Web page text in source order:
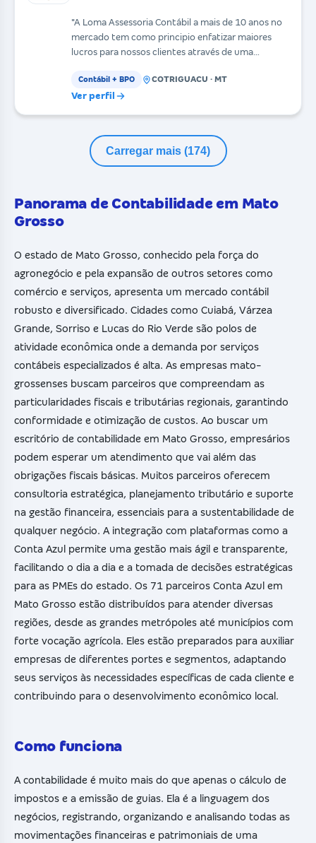
"A Loma Assessoria Contábil a mais de 10 anos no
mercado tem como principio enfatizar maiores
lucros para nossos clientes através de uma
Contábil + BPO COTRIGUACU · MT
Ver perfil
Carregar mais (174)
Panorama de Contabilidade em Mato
Grosso
O estado de Mato Grosso, conhecido pela força do
agronegócio e pela expansão de outros setores como
comércio e serviços, apresenta um mercado contábil
robusto e diversificado. Cidades como Cuiabá, Várzea
Grande, Sorriso e Lucas do Rio Verde são polos de
atividade econômica onde a demanda por serviços
contábeis especializados é alta. As empresas mato-
grossenses buscam parceiros que compreendam as
particularidades fiscais e tributárias regionais, garantindo
conformidade e otimização de custos. Ao buscar um
escritório de contabilidade em Mato Grosso, empresários
podem esperar um atendimento que vai além das
obrigações fiscais básicas. Muitos parceiros oferecem
consultoria estratégica, planejamento tributário e suporte
na gestão financeira, essenciais para a sustentabilidade de
qualquer negócio. A integração com plataformas como a
Conta Azul permite uma gestão mais ágil e transparente,
facilitando o dia a dia e a tomada de decisões estratégicas
para as PMEs do estado. Os 71 parceiros Conta Azul em
Mato Grosso estão distribuídos para atender diversas
regiões, desde as grandes metrópoles até municípios com
forte vocação agrícola. Eles estão preparados para auxiliar
empresas de diferentes portes e segmentos, adaptando
seus serviços às necessidades específicas de cada cliente e
contribuindo para o desenvolvimento econômico local.
Como funciona
A contabilidade é muito mais do que apenas o cálculo de
impostos e a emissão de guias. Ela é a linguagem dos
negócios, registrando, organizando e analisando todas as
movimentações financeiras e patrimoniais de uma